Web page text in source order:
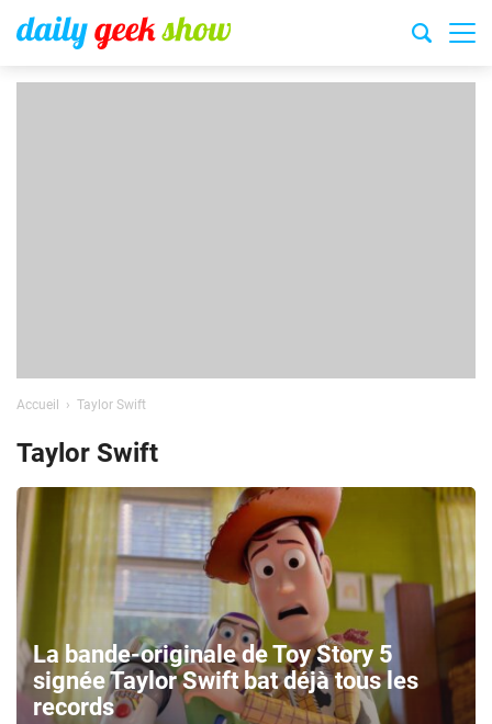
Accueil Taylor Swift
Taylor Swift
La bande-originale de Toy Story 5
signée Taylor Swift bat déjà tous les
records